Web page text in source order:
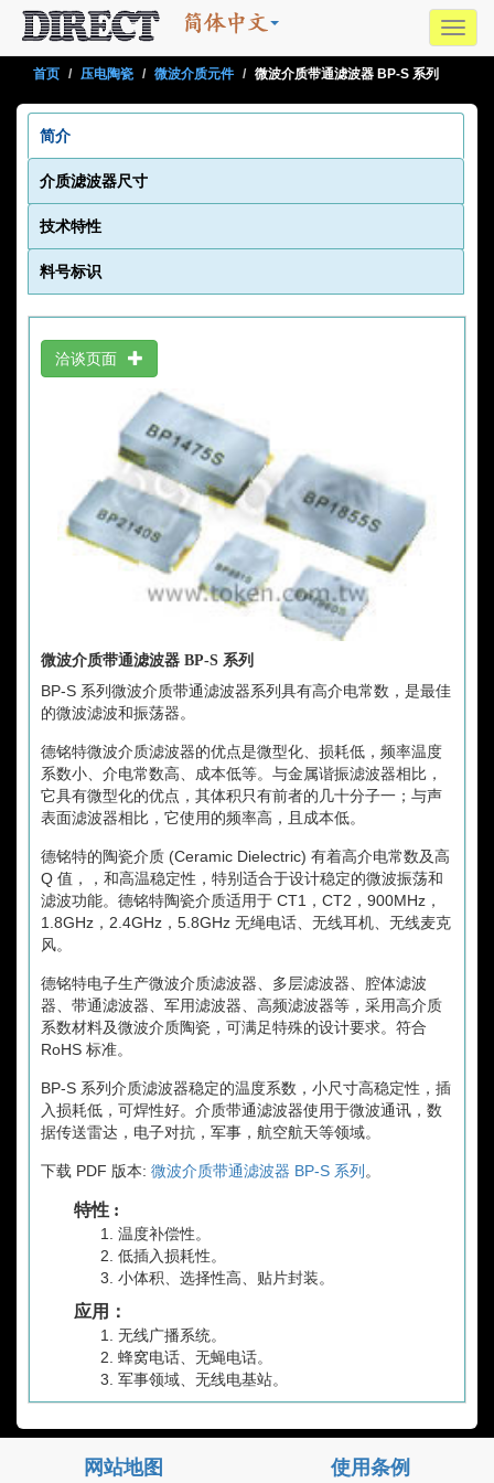
首页 压电陶瓷 微波介质元件 微波介质带通滤波器 BP-S 系列
简介
介质滤波器尺寸
技术特性
料号标识
洽谈页面
微波介质带通滤波器 BP-S 系列
BP-S 系列微波介质带通滤波器系列具有高介电常数，是最佳
的微波滤波和振荡器。
德铭特微波介质滤波器的优点是微型化、损耗低，频率温度
系数小、介电常数高、成本低等。与金属谐振滤波器相比，
它具有微型化的优点，其体积只有前者的几十分子一；与声
表面滤波器相比，它使用的频率高，且成本低。
德铭特的陶瓷介质 (Ceramic Dielectric) 有着高介电常数及高
Q 值，，和高温稳定性，特别适合于设计稳定的微波振荡和
滤波功能。德铭特陶瓷介质适用于 CT1，CT2，900MHz，
1.8GHz，2.4GHz，5.8GHz 无绳电话、无线耳机、无线麦克
风。
德铭特电子生产微波介质滤波器、多层滤波器、腔体滤波
器、带通滤波器、军用滤波器、高频滤波器等，采用高介质
系数材料及微波介质陶瓷，可满足特殊的设计要求。符合
RoHS 标准。
BP-S 系列介质滤波器稳定的温度系数，小尺寸高稳定性，插
入损耗低，可焊性好。介质带通滤波器使用于微波通讯，数
据传送雷达，电子对抗，军事，航空航天等领域。
下载 PDF 版本: 微波介质带通滤波器 BP-S 系列 。
特性 :
温度补偿性。
低插入损耗性。
小体积、选择性高、贴片封装。
应用：
无线广播系统。
蜂窝电话、无蝇电话。
军事领域、无线电基站。
网站地图 使用条例